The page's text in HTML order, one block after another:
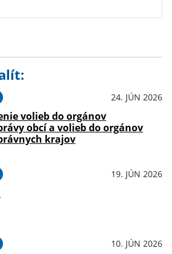
24. JÚN 2026
volieb do orgánov
obcí a volieb do orgánov
krajov
19. JÚN 2026
10. JÚN 2026